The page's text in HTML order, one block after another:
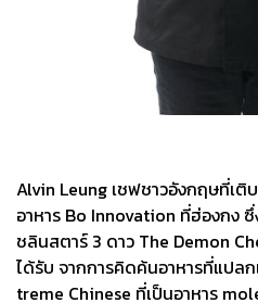
Alvin Leung เชฟชาวอังกฤษที่เติ
อาหาร Bo Innovation ที่ฮ่องกง
ชลินสตาร์ 3 ดาว The Demon
ได้รับ จากการคิดค้นอาหารที่แปล
treme Chinese ที่เป็นอาหาร